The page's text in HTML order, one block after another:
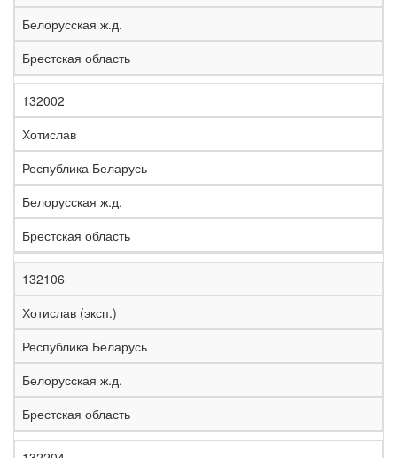
Белорусская ж.д.
Брестская область
132002
Хотислав
Республика Беларусь
Белорусская ж.д.
Брестская область
132106
Хотислав (эксп.)
Республика Беларусь
Белорусская ж.д.
Брестская область